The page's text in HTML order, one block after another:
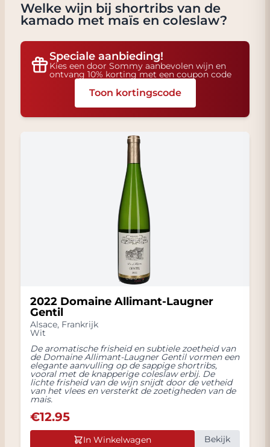
Welke wijn bij shortribs van de
kamado met maïs en coleslaw?
Speciale aanbieding!
Kies een door Sommy aanbevolen wijn en
ontvang 10% korting met een coupon code
Toon kortingscode
2022 Domaine Allimant-Laugner
Gentil
Alsace, Frankrijk
Wit
De aromatische frisheid en subtiele zoetheid van
de Domaine Allimant-Laugner Gentil vormen een
elegante aanvulling op de sappige shortribs,
vooral met de knapperige coleslaw erbij. De
lichte frisheid van de wijn snijdt door de vetheid
van het vlees en versterkt de zoetigheden van de
mais.
€12.95
In Winkelwagen Bekijk